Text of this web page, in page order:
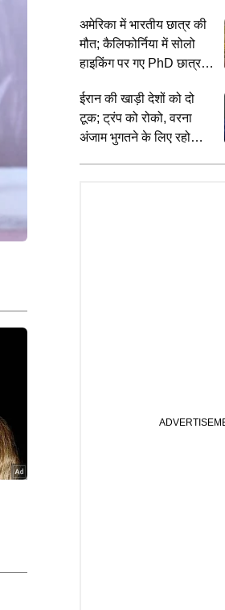
चाचा ने भतीजे को कुल्हाड़ी से काटा, पुलिस
ने 5 आरोपियों को किया गिरफ्तार
का
भाषा में
और
विभिन्न
यमन में 30 सैनिकों की मौत
अमेरिका में भारतीय छात्र की
मौत; कैलिफोर्निया में सोलो
हाइकिंग पर गए PhD छात्र
मिला शव
ईरान की खाड़ी देशों को दो
टूक; ट्रंप को रोको, वरना
अंजाम भुगतने के लिए रहो